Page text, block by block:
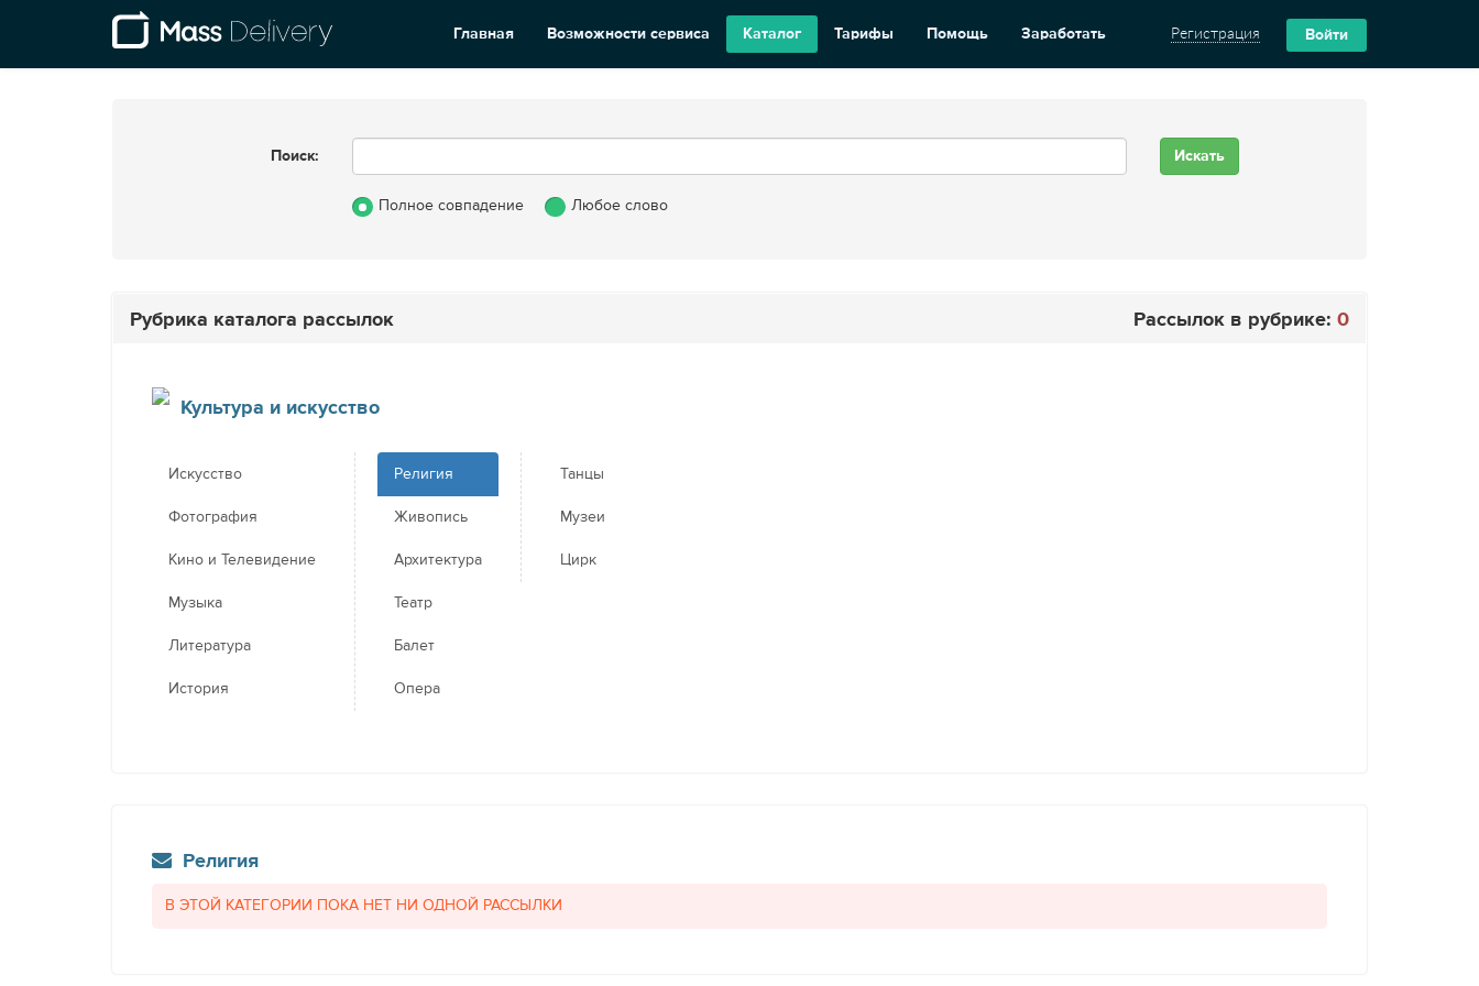
Главная Возможности сервиса Каталог Тарифы Помощь Заработать Регистрация Войти
Поиск:
Полное совпадение Любое слово
Рубрика каталога рассылок Рассылок в рубрике: 0
Культура и искусство
Искусство
Фотография
Кино и Телевидение
Музыка
Литература
История
Религия
Живопись
Архитектура
Театр
Балет
Опера
Танцы
Музеи
Цирк
Религия
В ЭТОЙ КАТЕГОРИИ ПОКА НЕТ НИ ОДНОЙ РАССЫЛКИ